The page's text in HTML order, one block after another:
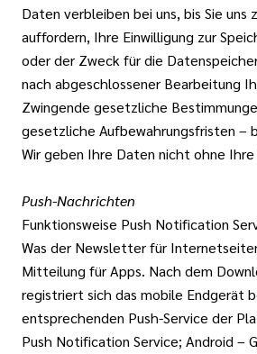
Daten verbleiben bei uns, bis Sie uns
auffordern, Ihre Einwilligung zur
oder der Zweck für die
nach abgeschlossener Bearbeitung
Zwingende gesetzliche
gesetzliche Aufbewahrungsfristen –
Wir geben Ihre Daten nicht ohne
Push-Nachrichten
Funktionsweise Push Notification
Was der Newsletter für
Mitteilung für Apps. Nach dem
registriert sich das mobile Endgerät
entsprechenden Push-Service der
Push Notification Service; Android –